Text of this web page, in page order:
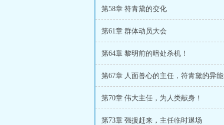
第58章 符青黛的变化
第61章 群体动员大会
第64章 黎明前的暗处杀机！
第67章 人面兽心的主任，符青黛的异能
第70章 伟大主任，为人类献身！
第73章 强援赶来，主任临时退场